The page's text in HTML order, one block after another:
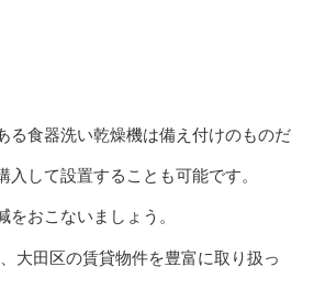
る食器洗い乾燥機は備え付けのものだ
入して設置することも可能です。
をおこないましょう。
大田区の賃貸物件を豊富に取り扱っ